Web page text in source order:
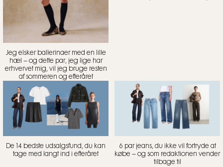
Jeg elsker ballerinaer med en lille
hæl – og dette par, jeg lige har
erhvervet mig, vil jeg bruge resten
af sommeren og efteråret
De 14 bedste udsalgsfund, du kan
tage med langt ind i efteråret
6 par jeans, du ikke vil fortryde at
købe – og som redaktionen vender
tilbage til